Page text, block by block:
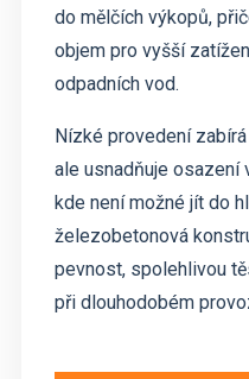
do mělčích výkopů,
objem pro vyšší
odpadních vod.
Nízké provedení
ale usnadňuje osazení
kde není možné jít do
železobetonová
pevnost, spolehlivou
při dlouhodobém